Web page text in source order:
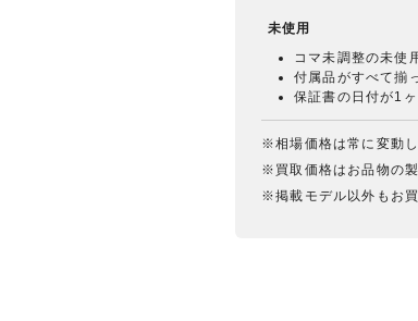
未使用
コマ未調整の未使
付属品がすべて揃
保証書の日付が1
※相場価格は常に変動
※買取価格はお品物の
※掲載モデル以外もお